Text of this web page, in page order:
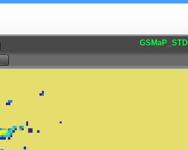
GSMaP_STD